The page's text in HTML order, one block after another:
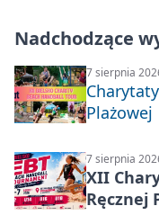
Nadchodzące
7 sierpnia
Plażowej
7 sierpnia
XII
Ręcznej